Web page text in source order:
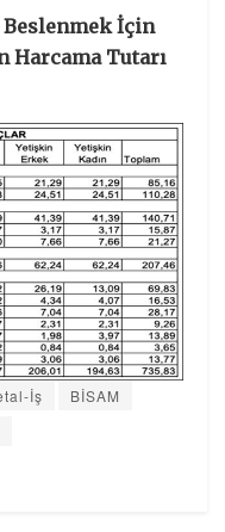
Beslenmek İçin
Harcama Tutarı
İş
BİSAM